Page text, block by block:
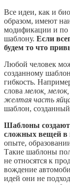
Все идеи, как и
образом, имеют
модификации и по
шаблону. Если
будем то что
Любой человек
созданному
гибкость.
слова мелок,
желтая часть
шаблон,
Шаблоны
сложных вещей в
опыте,
Такие шаблоны
не относятся к
вождение
идей они не